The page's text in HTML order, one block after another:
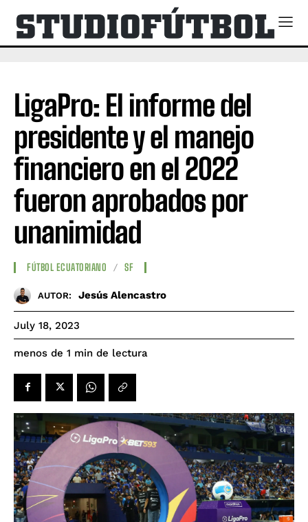
LigaPro: El informe del
presidente y el manejo
financiero en el 2022
fueron aprobados por
unanimidad
FÚTBOL ECUATORIANO SF
AUTOR: Jesús Alencastro
July 18, 2023
menos de 1 min de lectura